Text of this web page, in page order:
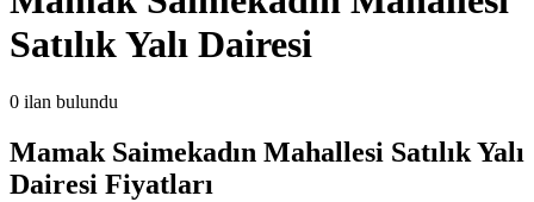
Satılık Yalı Dairesi
0 ilan bulundu
Mamak Saimekadın Mahallesi Satılık Yalı
Dairesi Fiyatları